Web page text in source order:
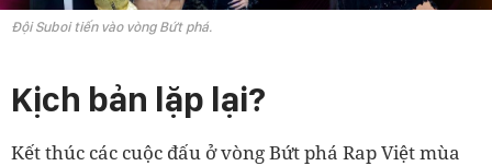
Đội Suboi tiến vào vòng Bứt phá.
Kịch bản lặp lại?
Kết thúc các cuộc đấu ở vòng Bứt phá Rap Việt mùa